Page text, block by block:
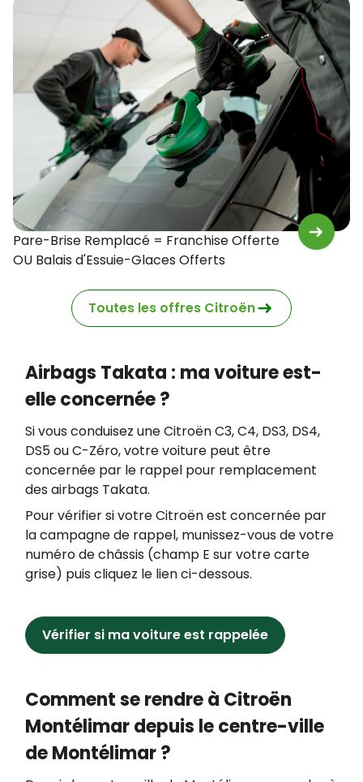
Pare-Brise Remplacé = Franchise Offerte
OU Balais d'Essuie-Glaces Offerts
Toutes les offres Citroën
Airbags Takata : ma voiture est-
elle concernée ?
Si vous conduisez une Citroën C3, C4, DS3, DS4,
DS5 ou C-Zéro, votre voiture peut être
concernée par le rappel pour remplacement
des airbags Takata.
Pour vérifier si votre Citroën est concernée par
la campagne de rappel, munissez-vous de votre
numéro de châssis (champ E sur votre carte
grise) puis cliquez le lien ci-dessous.
Vérifier si ma voiture est rappelée
Comment se rendre à Citroën
Montélimar depuis le centre-ville
de Montélimar ?